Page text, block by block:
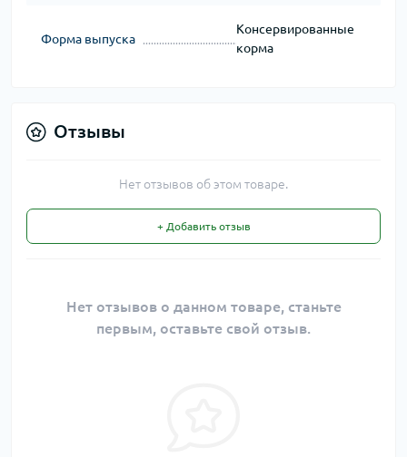
Форма выпуска
Консервированные
корма
Отзывы
Нет отзывов об этом товаре.
+ Добавить отзыв
Нет отзывов о данном товаре, станьте
первым, оставьте свой отзыв.